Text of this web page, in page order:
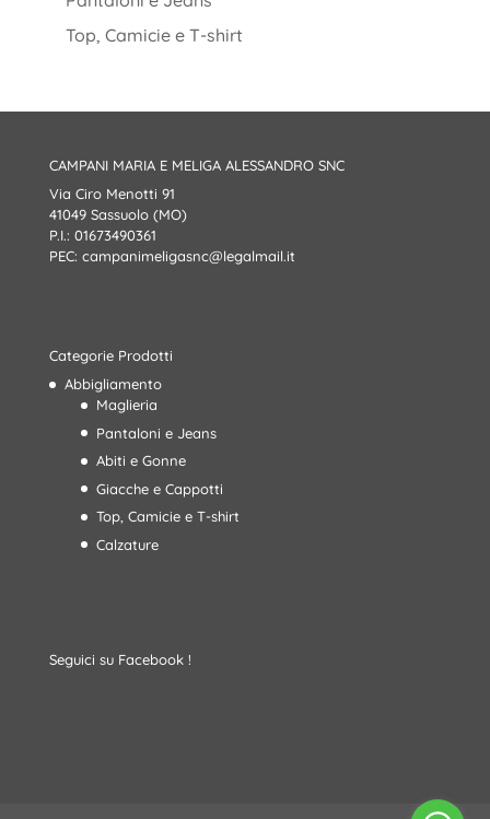
Top, Camicie e T-shirt
CAMPANI MARIA E MELIGA ALESSANDRO SNC
Via Ciro Menotti 91
41049 Sassuolo (MO)
P.I.: 01673490361
PEC: campanimeligasnc@legalmail.it
Categorie Prodotti
Abbigliamento
Maglieria
Pantaloni e Jeans
Abiti e Gonne
Giacche e Cappotti
Top, Camicie e T-shirt
Calzature
Seguici su Facebook !